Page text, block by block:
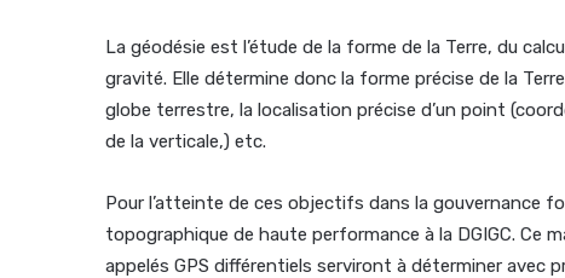
La géodésie est l’étude de la forme de la Terre, du
gravité. Elle détermine donc la forme précise de la
globe terrestre, la localisation précise d’un point
de la verticale,) etc.
Pour l’atteinte de ces objectifs dans la gouvernance
topographique de haute performance à la DGIGC. Ce
appelés GPS différentiels serviront à déterminer avec